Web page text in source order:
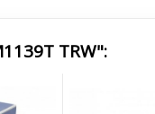
TRW":